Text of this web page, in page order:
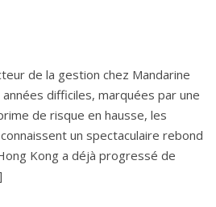
de la gestion chez Mandarine
difficiles, marquées par une
de risque en hausse, les
un spectaculaire rebond
Kong a déjà progressé de